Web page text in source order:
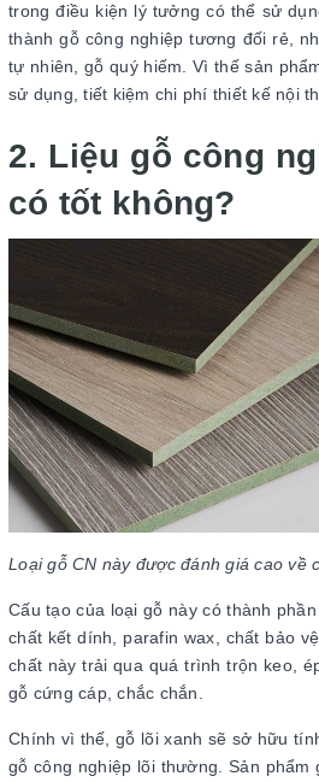
trong điều kiện lý tưởng có thể sử
thành gỗ công nghiệp tương đối rẻ,
tự nhiên, gỗ quý hiếm. Vì thế sản
sử dụng, tiết kiệm chi phí thiết kế nội
2. Liệu gỗ công
có tốt không?
Loại gỗ CN này được đánh giá cao về
Cấu tạo của loại gỗ này có thành
chất kết dính, parafin wax, chất bảo
chất này trải qua quá trình trộn keo,
gỗ cứng cáp, chắc chắn.
Chính vì thế, gỗ lõi xanh sẽ sở hữu
gỗ công nghiệp lõi thường. Sản phẩm